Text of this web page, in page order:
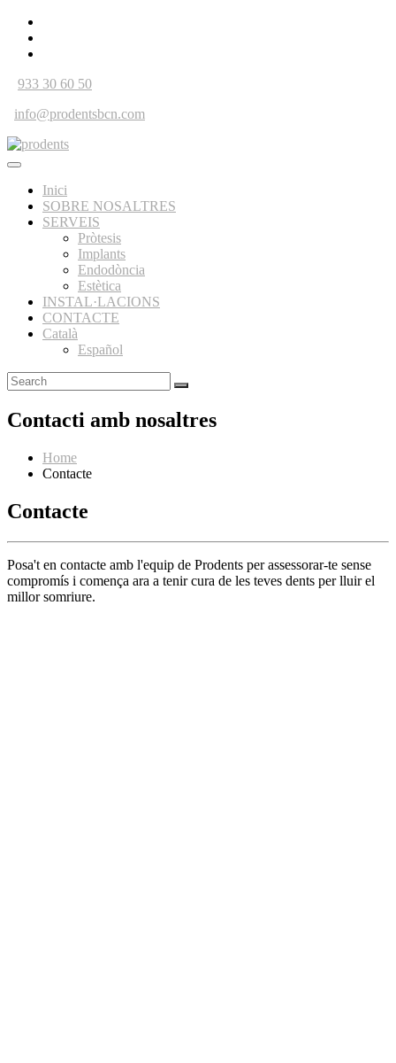
933 30 60 50
info@prodentsbcn.com
Inici
SOBRE NOSALTRES
SERVEIS
Pròtesis
Implants
Endodòncia
Estètica
INSTAL·LACIONS
CONTACTE
Català
Español
Contacti amb nosaltres
Home
Contacte
Contacte
Posa't en contacte amb l'equip de Prodents per assessorar-te sense
compromís i comença ara a tenir cura de les teves dents per lluir el
millor somriure.